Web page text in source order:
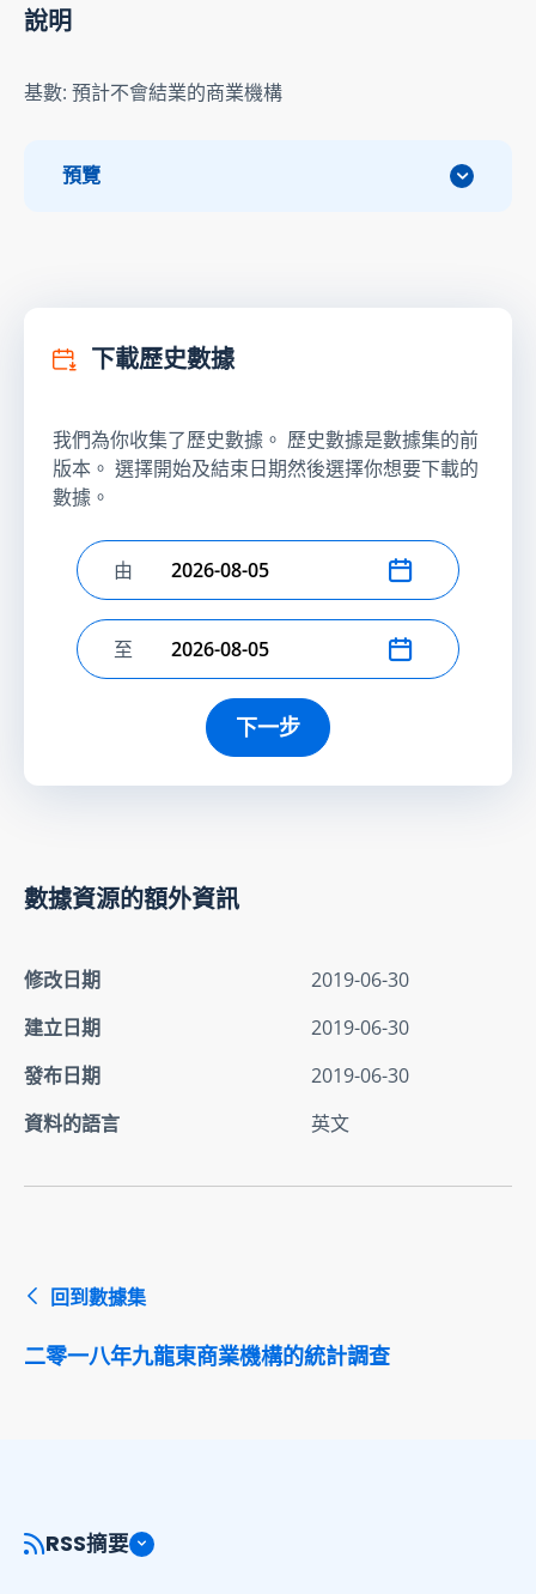
說明
基數: 預計不會結業的商業機構
預覽
下載歷史數據
我們為你收集了歷史數據。 歷史數據是數據集的前
版本。 選擇開始及結束日期然後選擇你想要下載的
數據。
選擇開始日期
由
選擇結束日期
至
下一步
數據資源的額外資訊
修改日期
2019-06-30
建立日期
2019-06-30
發布日期
2019-06-30
資料的語言
英文
回到數據集
二零一八年九龍東商業機構的統計調查
RSS摘要